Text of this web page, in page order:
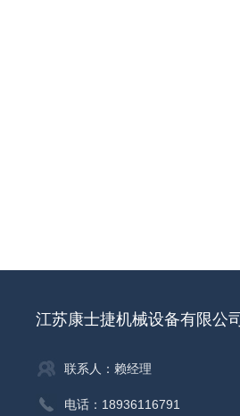
江苏康士捷机械设备有限公司
联系人：赖经理
电话：18936116791